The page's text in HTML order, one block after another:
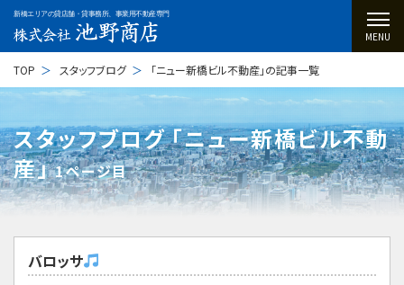
新橋エリアの貸店舗・貸事務所、事業用不動産専門
MENU
TOP スタッフブログ 「ニュー新橋ビル不動産」の記事一覧
スタッフブログ ｢ニュー新橋ビル不動
産｣1ページ目
バロッサ